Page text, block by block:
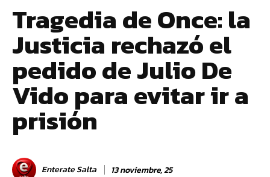
Tragedia de Once: la
Justicia rechazó el
pedido de Julio De
Vido para evitar ir a
prisión
Enterate Salta 13 noviembre, 25